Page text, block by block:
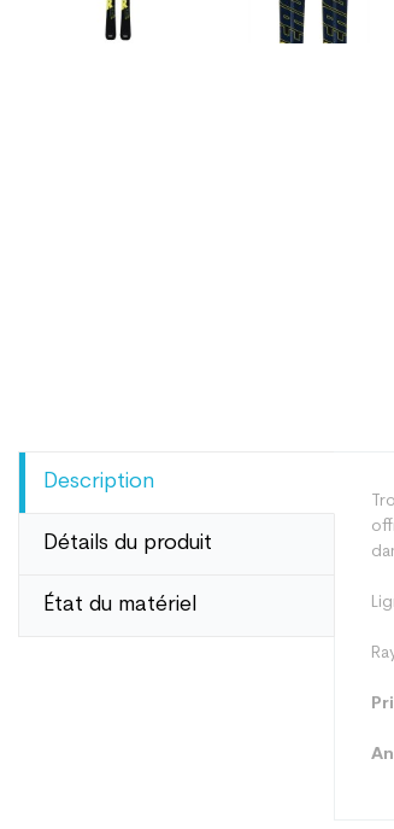
Description
Détails du produit
État du matériel